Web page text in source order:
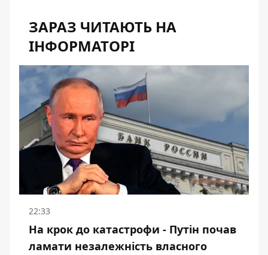
ЗАРАЗ ЧИТАЮТЬ НА
ІНФОРМАТОРІ
22:33
На крок до катастрофи - Путін почав
ламати незалежність власного